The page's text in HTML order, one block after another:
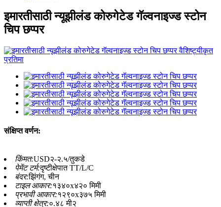
इमारतीसाठी न्यूझीलंड कोरुगेटेड गॅल्वनाइज्ड स्टोन
चिप छप्पर
संक्षिप्त वर्णन:
किंमत:USD२-२.५/तुकडे
पेमेंट टर्म:दृष्टीक्षेपात TT/L/C
बंदर:झिंगंग, चीन
टाइल आकार:१३४०x४२० मिमी
प्रभावी आकार:१२९०x३७५ मिमी
व्याप्ती क्षेत्र:०.४८ मी२